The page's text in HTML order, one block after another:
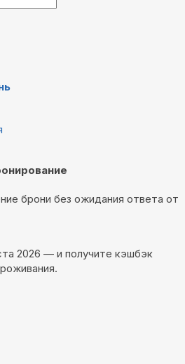
брони без ожидания ответа от
2026 — и получите кэшбэк